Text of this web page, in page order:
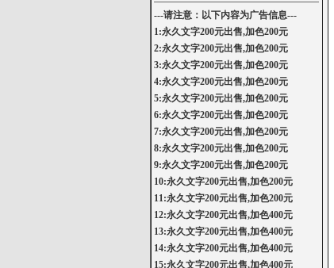
---请注意：以下内容为广告信息---
1:永久文字200元出售,加色200元
2:永久文字200元出售,加色200元
3:永久文字200元出售,加色200元
4:永久文字200元出售,加色200元
5:永久文字200元出售,加色200元
6:永久文字200元出售,加色200元
7:永久文字200元出售,加色200元
8:永久文字200元出售,加色200元
9:永久文字200元出售,加色200元
10:永久文字200元出售,加色200元
11:永久文字200元出售,加色200元
12:永久文字200元出售,加色400元
13:永久文字200元出售,加色400元
14:永久文字200元出售,加色400元
15:永久文字200元出售,加色400元